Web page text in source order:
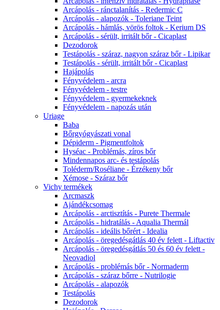
Arcápolás - ránctalanítás - Redermic C
Arcápolás - alapozók - Toleriane Teint
Arcápolás - hámlás, vörös foltok - Kerium DS
Arcápolás - sérült, irritált bőr - Cicaplast
Dezodorok
Testápolás - száraz, nagyon száraz bőr - Lipikar
Testápolás - sérült, irritált bőr - Cicaplast
Hajápolás
Fényvédelem - arcra
Fényvédelem - testre
Fényvédelem - gyermekeknek
Fényvédelem - napozás után
Uriage
Baba
Bőrgyógyászati vonal
Dépiderm - Pigmentfoltok
Hyséac - Problémás, zíros bőr
Mindennapos arc- és testápolás
Toléderm/Roséliane - Érzékeny bőr
Xémose - Száraz bőr
Vichy termékek
Arcmaszk
Ajándékcsomag
Arcápolás - arctisztítás - Purete Thermale
Arcápolás - hidratálás - Aqualia Thermál
Arcápolás - ideális bőrért - Idealia
Arcápolás - öregedésgátlás 40 év felett - Liftactiv
Arcápolás - öregedésgátlás 50 és 60 év felett -
Neovadiol
Arcápolás - problémás bőr - Normaderm
Arcápolás - száraz bőrre - Nutrilogie
Arcápolás - alapozók
Testápolás
Dezodorok